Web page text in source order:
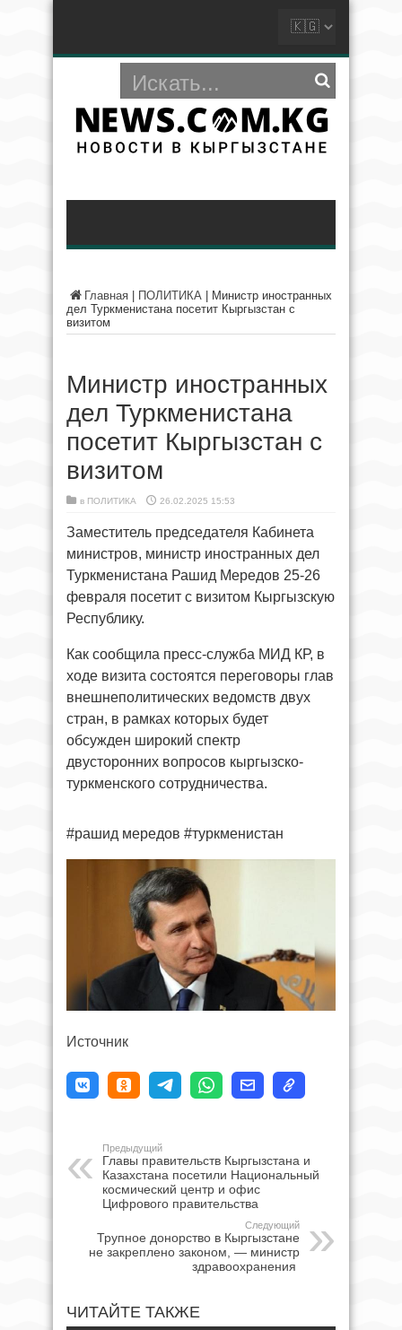
Главная ПОЛИТИКА
Министр иностранных
дел Туркменистана посетит Кыргызстан с
визитом
Министр иностранных
дел Туркменистана
посетит Кыргызстан с
визитом
в ПОЛИТИКА 26.02.2025 15:53
Заместитель председателя Кабинета
министров, министр иностранных дел
Туркменистана Рашид Мередов 25-26
февраля посетит с визитом Кыргызскую
Республику.
Как сообщила пресс-служба МИД КР, в
ходе визита состоятся переговоры глав
внешнеполитических ведомств двух
стран, в рамках которых будет
обсужден широкий спектр
двусторонних вопросов кыргызско-
туркменского сотрудничества.
#рашид мередов #туркменистан
Источник
Предыдущий
Главы правительств Кыргызстана и
Казахстана посетили Национальный
космический центр и офис
Цифрового правительства
Следующий
Трупное донорство в Кыргызстане
не закреплено законом, — министр
здравоохранения
ЧИТАЙТЕ ТАКЖЕ